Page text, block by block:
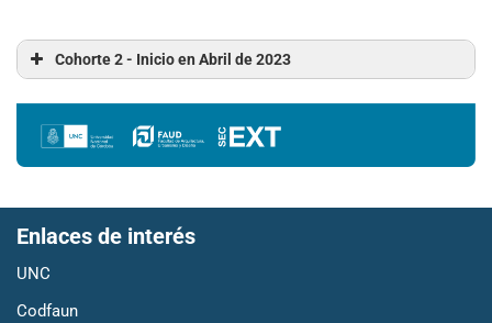
Cohorte 2 - Inicio en Abril de 2023
Enlaces de interés
UNC
Codfaun